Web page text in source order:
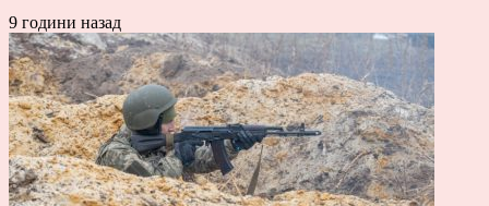
9 години назад